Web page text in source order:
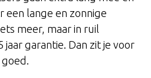
een lange en zonnige
meer, maar in ruil
jaar garantie. Dan zit je voor